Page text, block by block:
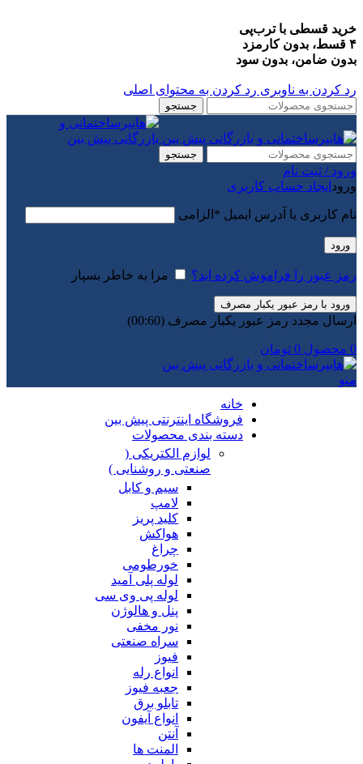
خرید قسطی با ترب‌پی
۴ قسط، بدون کارمزد
بدون ضامن، بدون سود
رد کردن به ناوبری رد کردن به محتوای اصلی
جستجو
جستجو
ورود / ثبت نام
ورود ایجاد حساب کاربری
نام کاربری یا آدرس ایمیل * الزامی
ورود
رمز عبور را فراموش کرده اید؟ مرا به خاطر بسپار
ورود با رمز عبور یکبار مصرف
ارسال مجدد رمز عبور یکبار مصرف (00:
60
)
0 محصول 0 تومان
منو
خانه
فروشگاه اینترنتی پیش بین
دسته بندی محصولات
لوازم الکتریکی (
صنعتی و روشنایی )
سیم و کابل
لامپ
کلید پریز
هواکش
چراغ
خورطومی
لوله پلی آمید
لوله پی وی سی
پنل و هالوژن
نور مخفی
سراه صنعتی
فیوز
انواع رله
جعبه فیوز
تابلو برق
انواع آیفون
آنتن
المنت ها